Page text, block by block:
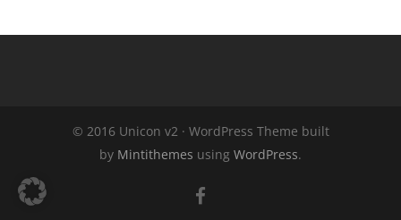
© 2016 Unicon v2 · WordPress Theme built
by Mintithemes using WordPress.